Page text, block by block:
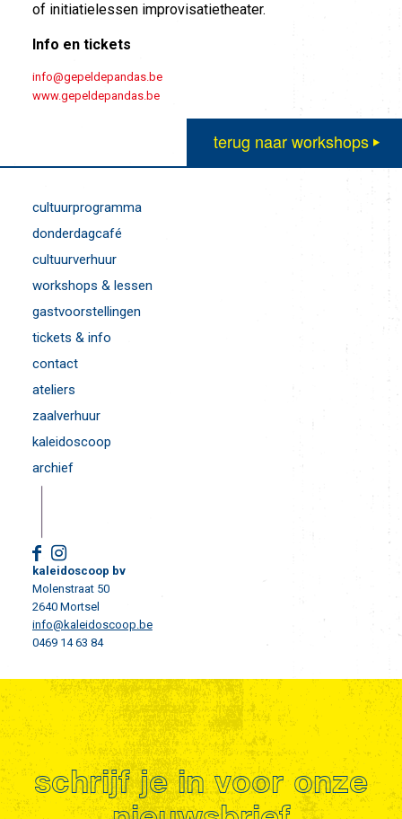
of initiatielessen improvisatietheater.
Info en tickets
info@gepeldepandas.be
www.gepeldepandas.be
terug naar workshops
cultuurprogramma
donderdagcafé
cultuurverhuur
workshops & lessen
gastvoorstellingen
tickets & info
contact
ateliers
zaalverhuur
kaleidoscoop
archief
kaleidoscoop bv
Molenstraat 50
2640 Mortsel
info@kaleidoscoop.be
0469 14 63 84
schrijf je in voor onze